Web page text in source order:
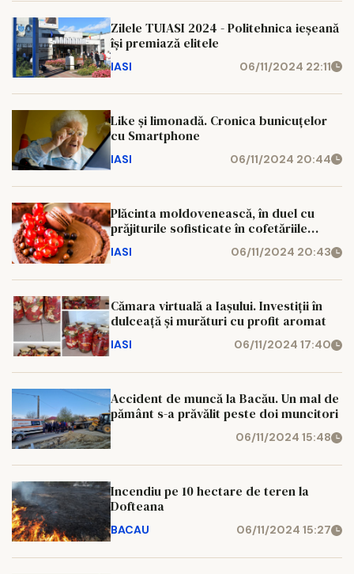
Zilele TUIASI 2024 - Politehnica ieșeană
își premiază elitele
IASI 06/11/2024 22:11
Like și limonadă. Cronica bunicuțelor
cu Smartphone
IASI 06/11/2024 20:44
Plăcinta moldovenească, în duel cu
prăjiturile sofisticate în cofetăriile
IASI 06/11/2024 20:43
Cămara virtuală a Iașului. Investiții în
dulceață și murături cu profit aromat
IASI 06/11/2024 17:40
Accident de muncă la Bacău. Un mal de
pământ s-a prăvălit peste doi muncitori
06/11/2024 15:48
Incendiu pe 10 hectare de teren la
Dofteana
BACAU 06/11/2024 15:27